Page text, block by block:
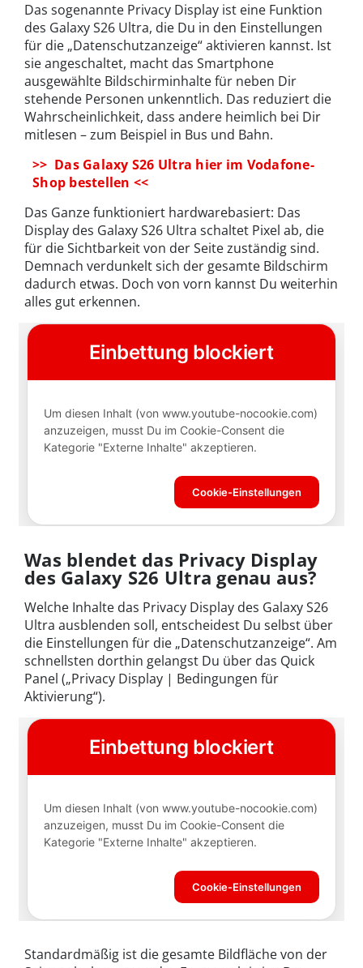
Das sogenannte Privacy Display ist eine Funktion
des Galaxy S26 Ultra, die Du in den Einstellungen
für die „Datenschutzanzeige“ aktivieren kannst. Ist
sie angeschaltet, macht das Smartphone
ausgewählte Bildschirminhalte für neben Dir
stehende Personen unkenntlich. Das reduziert die
Wahrscheinlichkeit, dass andere heimlich bei Dir
mitlesen – zum Beispiel in Bus und Bahn.
>> Das Galaxy S26 Ultra hier im Vodafone-
Shop bestellen <<
Das Ganze funktioniert hardwarebasiert: Das
Display des Galaxy S26 Ultra schaltet Pixel ab, die
für die Sichtbarkeit von der Seite zuständig sind.
Demnach verdunkelt sich der gesamte Bildschirm
dadurch etwas. Doch von vorn kannst Du weiterhin
alles gut erkennen.
Was blendet das Privacy Display
des Galaxy S26 Ultra genau aus?
Welche Inhalte das Privacy Display des Galaxy S26
Ultra ausblenden soll, entscheidest Du selbst über
die Einstellungen für die „Datenschutzanzeige“. Am
schnellsten dorthin gelangst Du über das Quick
Panel („Privacy Display | Bedingungen für
Aktivierung“).
Standardmäßig ist die gesamte Bildfläche von der